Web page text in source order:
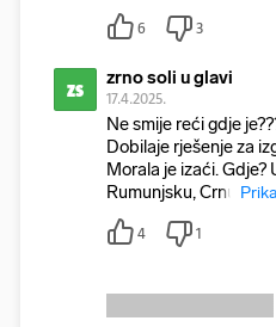
6 3
zs zrno soli u glavi
17.4.2025.
Ne smije reći gdje
Dobilaje rješenje za
Morala je izaći.
Rumunjsku, Crnu
4 1